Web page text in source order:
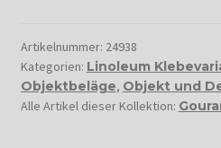
Artikelnummer: 24938
Kategorien: Linoleum
Objektbeläge, Objekt und
Alle Artikel dieser Kollektion: